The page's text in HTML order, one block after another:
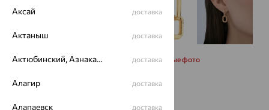
Запросить дополнительные фото
от 25 697
Аксай доставка
Актаныш доставка
Актюбинский, Азнакаевский район доставка
Алагир доставка
Алапаевск доставка